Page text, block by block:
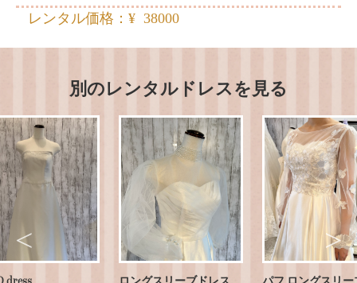
レンタル価格：¥ 38000
別のレンタルドレスを見る